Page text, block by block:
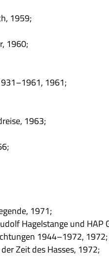
1959;
1960;
1961;
1963;
1971;
Hagel­stange und HAP
1944–1972, 1972;
Zeit des Has­ses, 1972;